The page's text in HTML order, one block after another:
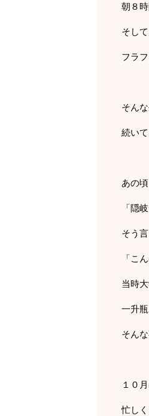
朝８時
そし
フラフ
そん
続いて
あの
「隠
そう
「こ
当時
一升
そん
１０
忙しく